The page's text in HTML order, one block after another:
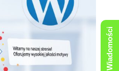
Wiadomości